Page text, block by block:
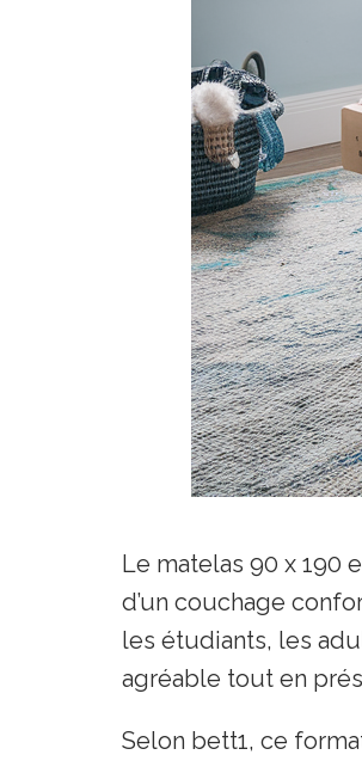
Le matelas 90 x 190
d’un couchage
les étudiants, les
agréable tout en
Selon bett1, ce